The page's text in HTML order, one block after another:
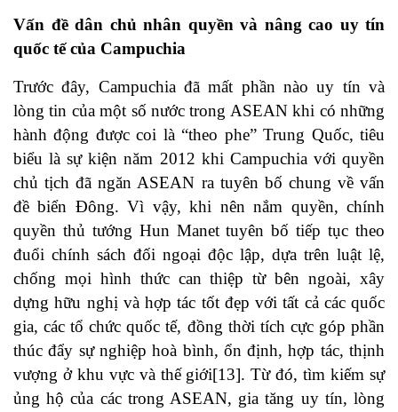
Vấn đề dân chủ nhân quyền và nâng cao uy tín
quốc tế của Campuchia
Trước đây, Campuchia đã mất phần nào uy tín và
lòng tin của một số nước trong ASEAN khi có những
hành động được coi là “theo phe” Trung Quốc, tiêu
biểu là sự kiện năm 2012 khi Campuchia với quyền
chủ tịch đã ngăn ASEAN ra tuyên bố chung về vấn
đề biển Đông. Vì vậy, khi nên nắm quyền, chính
quyền thủ tướng Hun Manet tuyên bố tiếp tục theo
đuổi chính sách đối ngoại độc lập, dựa trên luật lệ,
chống mọi hình thức can thiệp từ bên ngoài, xây
dựng hữu nghị và hợp tác tốt đẹp với tất cả các quốc
gia, các tổ chức quốc tế, đồng thời tích cực góp phần
thúc đẩy sự nghiệp hoà bình, ổn định, hợp tác, thịnh
vượng ở khu vực và thế giới[13]. Từ đó, tìm kiếm sự
ủng hộ của các trong ASEAN, gia tăng uy tín, lòng